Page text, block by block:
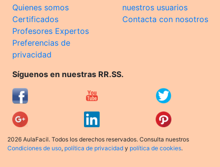
Quienes somos
Certificados
Profesores Expertos
Preferencias de
privacidad
nuestros usuarios
Contacta con nosotros
Síguenos en nuestras RR.SS.
2026 AulaFacil. Todos los derechos reservados. Consulta nuestros
Condiciones de uso, política de privacidad y política de cookies.